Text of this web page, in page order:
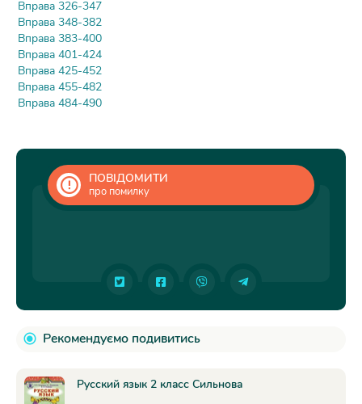
Вправа 326-347
Вправа 348-382
Вправа 383-400
Вправа 401-424
Вправа 425-452
Вправа 455-482
Вправа 484-490
ПОВІДОМИТИ
про помилку
Рекомендуємо подивитись
Русский язык 2 класc Сильнова